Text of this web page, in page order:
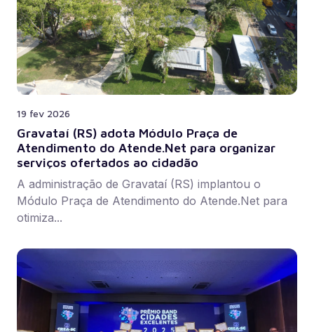
19 fev 2026
Gravataí (RS) adota Módulo Praça de
Atendimento do Atende.Net para organizar
serviços ofertados ao cidadão
A administração de Gravataí (RS) implantou o
Módulo Praça de Atendimento do Atende.Net para
otimiza...